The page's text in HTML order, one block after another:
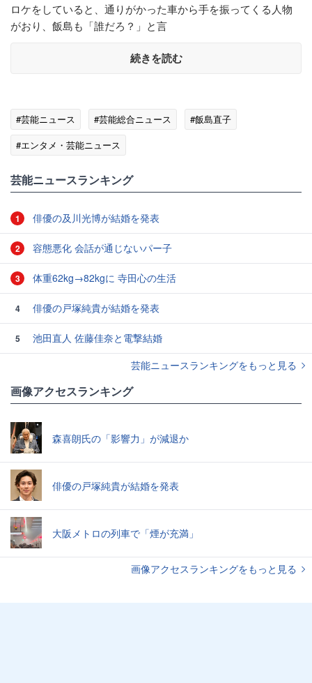
ロケをしていると、通りがかった車から手を振ってくる人物
がおり、飯島も「誰だろ？」と言
続きを読む
#芸能ニュース #芸能総合ニュース
#飯島直子
#エンタメ・芸能ニュース
芸能ニュースランキング
1 俳優の及川光博が結婚を発表
2 容態悪化 会話が通じないパー子
3 体重62kg→82kgに 寺田心の生活
4 俳優の戸塚純貴が結婚を発表
5
池田直人 佐藤佳奈と電撃結婚
芸能ニュースランキングをもっと見る
画像アクセスランキング
森喜朗氏の「影響力」が減退か
俳優の戸塚純貴が結婚を発表
大阪メトロの列車で「煙が充満」
画像アクセスランキングをもっと見る